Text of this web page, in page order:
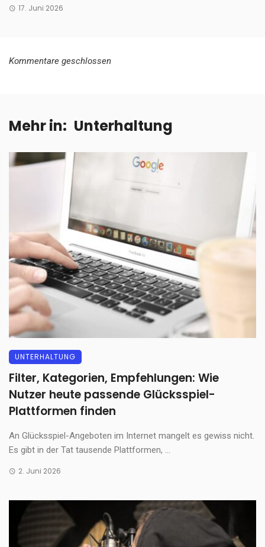
17. Juni 2026
Kommentare geschlossen
Mehr in: Unterhaltung
UNTERHALTUNG
Filter, Kategorien, Empfehlungen: Wie
Nutzer heute passende Glücksspiel-
Plattformen finden
An Glücksspiel-Angeboten im Internet mangelt es gewiss nicht.
Es gibt in der Tat tausende Plattformen, ...
2. Juni 2026